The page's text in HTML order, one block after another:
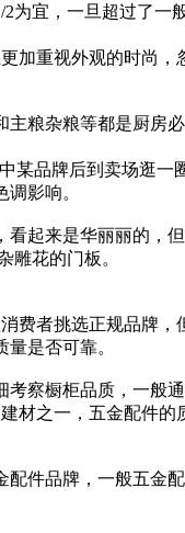
为宜，一旦超过了一
加重视外观的时尚
粮杂粮等都是厨房
某品牌后到卖场逛
影响。
起来是华丽丽的，
雕花的门板。
费者挑选正规品牌
是否可靠。
察橱柜品质，一般
材之一，五金配件
件品牌，一般五金